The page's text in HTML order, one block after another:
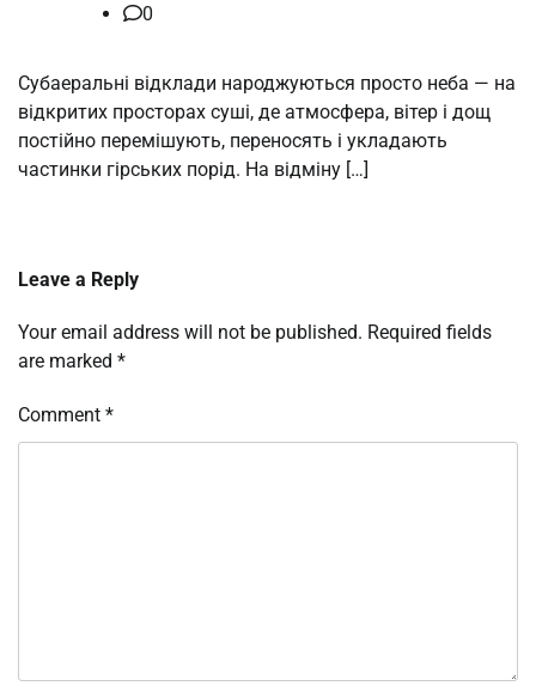
0
Субаеральні відклади народжуються просто неба — на
відкритих просторах суші, де атмосфера, вітер і дощ
постійно перемішують, переносять і укладають
частинки гірських порід. На відміну […]
Leave a Reply
Your email address will not be published. Required fields
are marked *
Comment *